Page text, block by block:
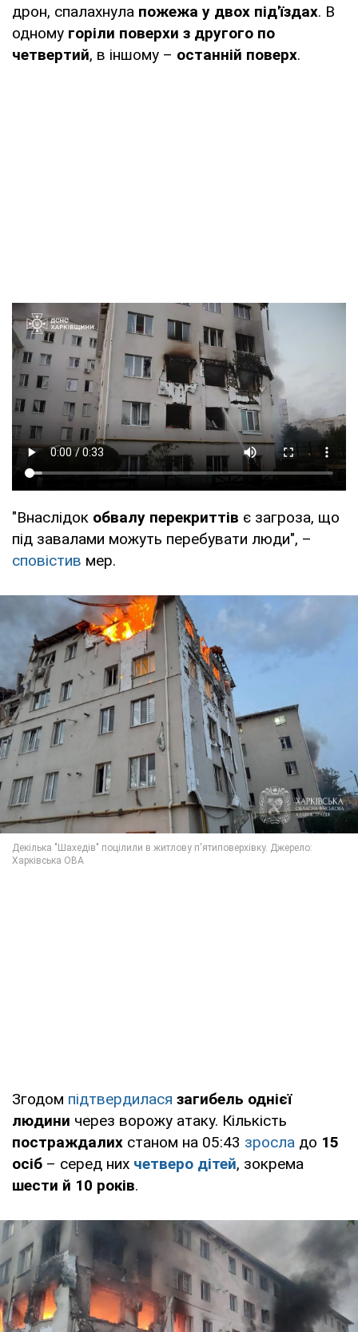
дрон, спалахнула пожежа у двох під'їздах. В
одному горіли поверхи з другого по
четвертий, в іншому – останній поверх.
"Внаслідок обвалу перекриттів є загроза, що
під завалами можуть перебувати люди", –
сповістив мер.
Згодом підтвердилася загибель однієї
людини через ворожу атаку. Кількість
постраждалих станом на 05:43 зросла до 15
осіб – серед них четверо дітей, зокрема
шести й 10 років.